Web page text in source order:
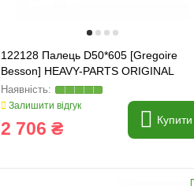
122128 Палець D50*605 [Gregoire
Besson] HEAVY-PARTS ORIGINAL
Залишити відгук
2 706 ₴ Купити